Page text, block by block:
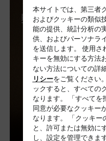
本サイトでは、第三者
およびクッキーの類似
能の提供、統計分析の
供、およびパーソナラ
を送信します。 使用さ
キーを無効にする方法
ない方法についての詳細
リシーをご覧ください
ックすると、すべての
なります。 「すべてを
同意が必要なクッキー
なります。 「クッキー
と、許可または無効に
し、設定を管理できます
ソックス
購入する